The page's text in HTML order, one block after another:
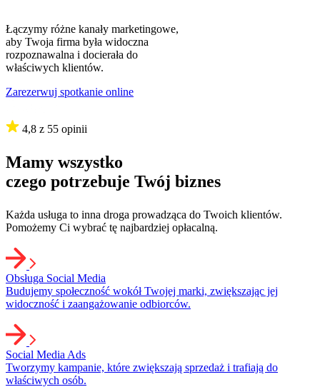
Łączymy różne kanały marketingowe,
aby Twoja firma była widoczna
rozpoznawalna i docierała do
właściwych klientów.
Zarezerwuj spotkanie online
4,8 z 55 opinii
Mamy wszystko
czego potrzebuje Twój biznes
Każda usługa to inna droga prowadząca do Twoich klientów.
Pomożemy Ci wybrać tę najbardziej opłacalną.
Obsługa Social Media
Budujemy społeczność wokół Twojej marki, zwiększając jej
widoczność i zaangażowanie odbiorców.
Social Media Ads
Tworzymy kampanie, które zwiększają sprzedaż i trafiają do
właściwych osób.